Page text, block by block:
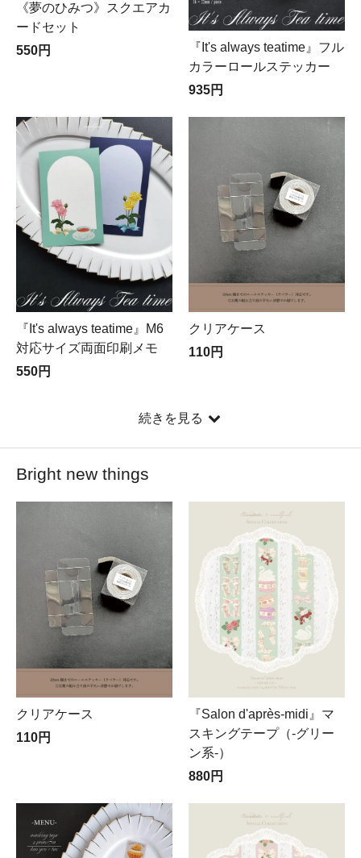
※銀行振替はゆうちょ銀行へのお手続きとなります
クレジ
ットカ
ード決
visa/JCB/MasterCard/AMEXをご利用頂けます。paypal
の決済システムを利用しております
英国とアリス
】でお取扱いさせて頂いております作家
作品、イギリスのちょっと素敵な物をお求め頂けます
◆ゆうパック60サイズ使用時の料金一覧は此方でご確認
頂けます
設定のサイズを超えた場合の追加送料は此方で負担致し
◇Click here for Overseas shipping◇
《夢のひみつ》スクエアカ
ードセット
550円
『It's always teatime』フル
カラーロールステッカー
935円
『It's always teatime』M6
対応サイズ両面印刷メモ
550円
クリアケース
110円
続きを見る
Bright new things
クリアケース
110円
『Salon d'après-midi』マ
スキングテープ（-グリー
ン系-）
880円